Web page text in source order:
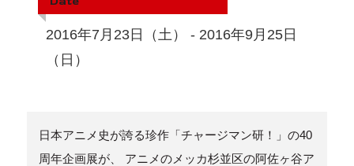
2016年7月23日（土） - 2016年9月25日
（日）
日本アニメ史が誇る珍作「チャージマン研！」の40
周年企画展が、 アニメのメッカ杉並区の阿佐ヶ谷ア